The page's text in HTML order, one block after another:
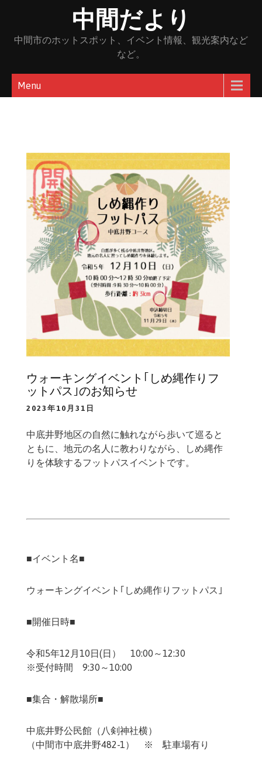
content
中間だより
中間市のホットスポット、イベント情報、観光案内など
など。
Menu
ウォーキングイベント｢しめ縄作りフ
ットパス｣のお知らせ
2023年10月31日
中底井野地区の自然に触れながら歩いて巡ると
ともに、地元の名人に教わりながら、しめ縄作
りを体験するフットパスイベントです。
■イベント名■
ウォーキングイベント｢しめ縄作りフットパス｣
■開催日時■
令和5年12月10日(日） 10:00～12:30
※受付時間 9:30～10:00
■集合・解散場所■
中底井野公民館（八剣神社横）
（中間市中底井野482-1） ※ 駐車場有り